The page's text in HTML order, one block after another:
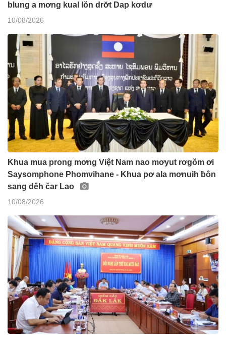
blung a mơng kual lŏn drơ̆t Dap kơdư
10/08/2026
Khua mua prong mơng Việt Nam nao mơyut rơgŏm ơi
Saysomphone Phomvihane - Khua pơ ala mơnuih ƀôn
sang dêh čar Lao
10/08/2026